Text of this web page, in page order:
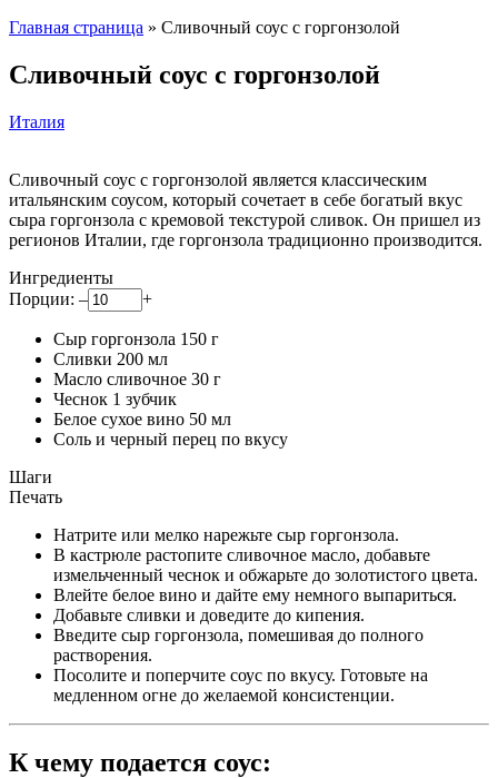
Главная страница » Сливочный соус с горгонзолой
Сливочный соус с горгонзолой
Италия
Сливочный соус с горгонзолой является классическим
итальянским соусом, который сочетает в себе богатый вкус
сыра горгонзола с кремовой текстурой сливок. Он пришел из
регионов Италии, где горгонзола традиционно производится.
Ингредиенты
Порции: – +
Сыр горгонзола 150 г
Сливки 200 мл
Масло сливочное 30 г
Чеснок 1 зубчик
Белое сухое вино 50 мл
Соль и черный перец по вкусу
Шаги
Печать
Натрите или мелко нарежьте сыр горгонзола.
В кастрюле растопите сливочное масло, добавьте
измельченный чеснок и обжарьте до золотистого цвета.
Влейте белое вино и дайте ему немного выпариться.
Добавьте сливки и доведите до кипения.
Введите сыр горгонзола, помешивая до полного
растворения.
Посолите и поперчите соус по вкусу. Готовьте на
медленном огне до желаемой консистенции.
К чему подается соус: